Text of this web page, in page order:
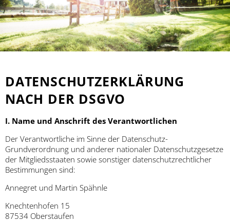
DATENSCHUTZERKLÄRUNG
NACH DER DSGVO
I. Name und Anschrift des Verantwortlichen
Der Verantwortliche im Sinne der Datenschutz-
Grundverordnung und anderer nationaler Datenschutzgesetze
der Mitgliedsstaaten sowie sonstiger datenschutzrechtlicher
Bestimmungen sind:
Annegret und Martin Spähnle
Knechtenhofen 15
87534 Oberstaufen